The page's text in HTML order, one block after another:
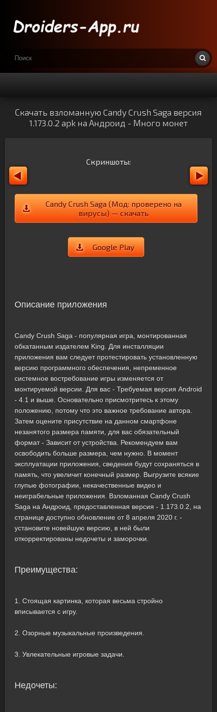
Скачать взломанную Candy Crush Saga версия
1.173.0.2 apk на Андроид - Много монет
Скриншоты:
Candy Crush Saga (Мод: проверено на
вирусы) — скачать
Google Play
Описание приложения
Candy Crush Saga - популярная игра, монтированная
обкатанным издателем King. Для инсталляции
приложения вам следует протестировать установленную
версию программного обеспечения, непременное
системное востребование игры изменяется от
монтируемой версии. Для вас - Требуемая версия Android
- 4.1 и выше. Основательно присмотритесь к этому
положению, потому что это важное требование автора.
Затем оцените присутствие на данном смартфоне
незанятого размера памяти, для вас обязательный
формат - Зависит от устройства. Рекомендуем вам
освободить больше размера, чем нужно. В момент
эксплуатации приложения, сведения будут сохраняться в
память, что увеличит конечный размер. Выгрузите всякие
глупые фотографии, некачественные видео и
неиграбельные приложения. Взломанная Candy Crush
Saga на Андроид, предоставленная версия - 1.173.0.2, на
странице доступно обновление от 8 апреля 2020 г. -
установите новейшую версию, в ней были
откорректированы недочеты и заморочки.
Преимущества:
1. Стоящая картинка, которая весьма стройно
вписывается с игру.
2. Озорные музыкальные произведения.
3. Увлекательные игровые задачи.
Недочеты: